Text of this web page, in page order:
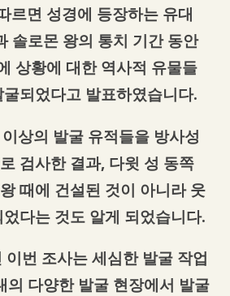
르면 성경에 등장하는 유대
솔로몬 왕의 통치 기간 동안
상황에 대한 역사적 유물들
되었다고 발표하였습니다.
상의 발굴 유적들을 방사성
검사한 결과, 다윗 성 동쪽
때에 건설된 것이 아니라 웃
다는 것도 알게 되었습니다.
번 조사는 세심한 발굴 작업
의 다양한 발굴 현장에서 발굴